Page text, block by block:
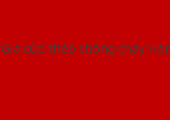
Giá cửa thép chống cháy